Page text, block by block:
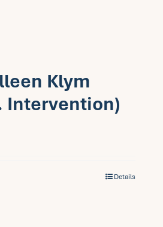
Klym
Intervention)
Details